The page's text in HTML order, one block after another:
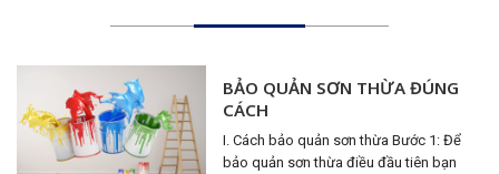
BẢO QUẢN SƠN THỪA ĐÚNG
CÁCH
I. Cách bảo quản sơn thừa Bước 1: Để
bảo quản sơn thừa điều đầu tiên bạn